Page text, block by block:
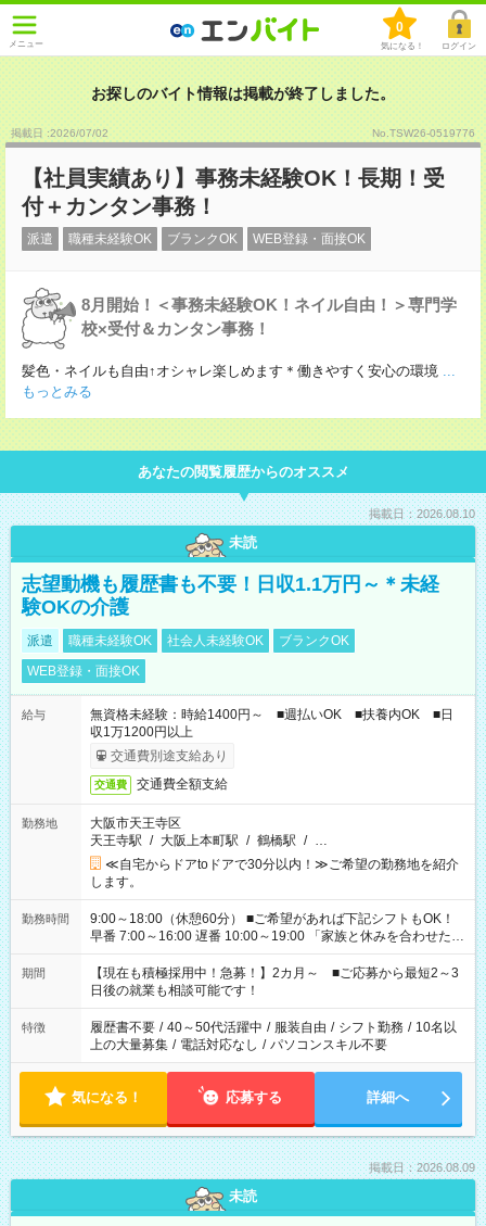
メニュー
0
気になる！ ログイン
お探しのバイト情報は掲載が終了しました。
掲載日 :2026/07/02 No.TSW26-0519776
【社員実績あり】事務未経験OK！長期！受
付＋カンタン事務！
派遣 職種未経験OK ブランクOK WEB登録・面接OK
8月開始！＜事務未経験OK！ネイル自由！＞専門学
校×受付＆カンタン事務！
髪色・ネイルも自由↑オシャレ楽しめます＊働きやすく安心の環境 ...
もっとみる
あなたの閲覧履歴からのオススメ
掲載日：2026.08.10
未読
志望動機も履歴書も不要！日収1.1万円～＊未経
験OKの介護
派遣 職種未経験OK 社会人未経験OK
ブランクOK
WEB登録・面接OK
給与
無資格未経験：時給1400円～ ■週払いOK ■扶養内OK ■日
収1万1200円以上
交通費別途支給あり
交通費 交通費全額支給
勤務地
大阪市天王寺区
天王寺駅 / 大阪上本町駅 / 鶴橋駅 / …
≪自宅からドアtoドアで30分以内！≫ご希望の勤務地を紹介
します。
勤務時間
9:00～18:00（休憩60分） ■ご希望があれば下記シフトもOK！
早番 7:00～16:00 遅番 10:00～19:00 「家族と休みを合わせた
い」 「余裕を持って夕飯の準備がしたい」 「できれば残業はし
たくない」 など、ご希望を教えてくださいね。 ※Wワーク希望
の方へ 今ご覧のお仕事で希望する勤務時間と、もう1つのお仕事
の勤務時間。 合計で週40時間を超える場合は応募できません。
期間
【現在も積極採用中！急募！】2カ月～ ■ご応募から最短2～3
日後の就業も相談可能です！
特徴 履歴書不要 / 40～50代活躍中 / 服装自由 / シフト勤務 / 10名以
上の大量募集 / 電話対応なし / パソコンスキル不要
気になる！ 応募する 詳細へ
掲載日：2026.08.09
未読